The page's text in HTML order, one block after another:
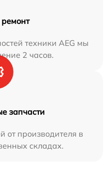
техники AEG мы
2 часов.
запчасти
от производителя в
складах.